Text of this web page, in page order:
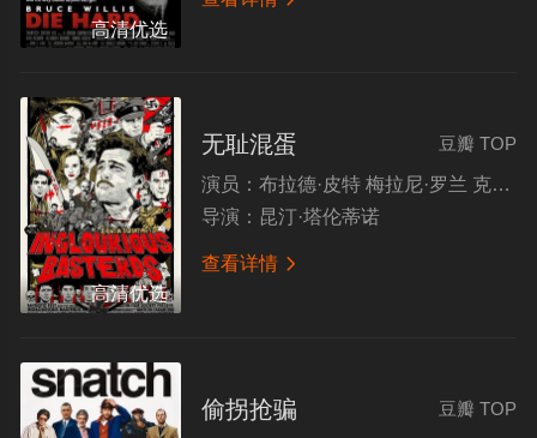
高清优选
高清优选
豆瓣 TOP
无耻混蛋
演员： 布拉德·皮特 梅拉尼·罗兰 克里斯托弗·沃尔兹 伊莱·罗斯
导演： 昆汀·塔伦蒂诺
查看详情 
豆瓣 TOP
偷拐抢骗